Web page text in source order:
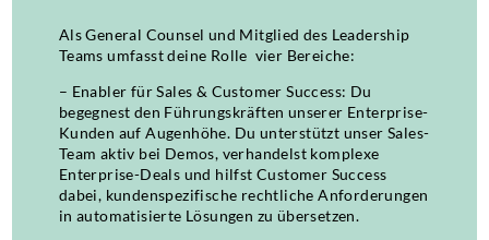
Als General Counsel und Mitglied des Leadership
Teams umfasst deine Rolle vier Bereiche:
– Enabler für Sales & Customer Success: Du
begegnest den Führungskräften unserer Enterprise-
Kunden auf Augenhöhe. Du unterstützt unser Sales-
Team aktiv bei Demos, verhandelst komplexe
Enterprise-Deals und hilfst Customer Success
dabei, kundenspezifische rechtliche Anforderungen
in automatisierte Lösungen zu übersetzen.